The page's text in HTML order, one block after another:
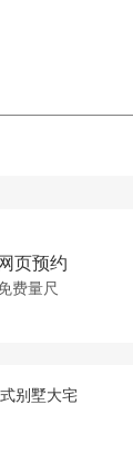
页预约
费量尺
别墅大宅